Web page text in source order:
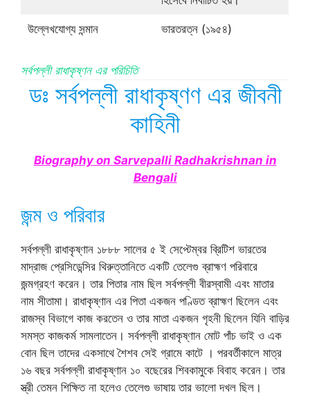
উল্লেখযোগ্য সন্মান ভারতরত্ন (১৯৫৪)
সর্বপল্লী রাধাকৃষ্ণন এর পরিচিতি
ডঃ সর্বপল্লী রাধাকৃষ্ণণ এর জীবনী
কাহিনী
Biography on Sarvepalli Radhakrishnan in
Bengali
জন্ম ও পরিবার
সর্বপল্লী রাধাকৃষ্ণান ১৮৮৮ সালের ৫ ই সেপ্টেম্বর ব্রিটিশ ভারতের
মাদ্রাজ প্রেসিডেন্সির থিরুত্তানিতে একটি তেলেগু ব্রাহ্মণ পরিবারে
জন্মগ্রহণ করেন। তার পিতার নাম ছিল সর্বপল্লী বীরস্বামী এবং মাতার
নাম সীতামা। রাধাকৃষ্ণান এর পিতা একজন পণ্ডিত ব্রাহ্মণ ছিলেন এবং
রাজস্ব বিভাগে কাজ করতেন ও তার মাতা একজন গৃহনী ছিলেন যিনি বাড়ির
সমস্ত কাজকর্ম সামলাতেন। সর্বপল্লী রাধাকৃষ্ণান মোট পাঁচ ভাই ও এক
বোন ছিল তাদের একসাথে শৈশব সেই গ্রামে কাটে । পরবর্তীকালে মাত্র
১৬ বছর সর্বপল্লী রাধাকৃষ্ণান ১০ বছেরের শিবকামুকে বিবাহ করেন। তার
স্ত্রী তেমন শিক্ষিত না হলেও তেলেগু ভাষায় তার ভালো দখল ছিল।